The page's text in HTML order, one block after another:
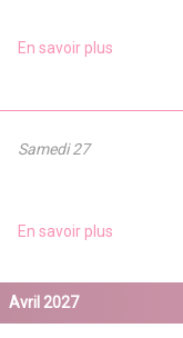
En savoir plus
Samedi 27
En savoir plus
Avril 2027